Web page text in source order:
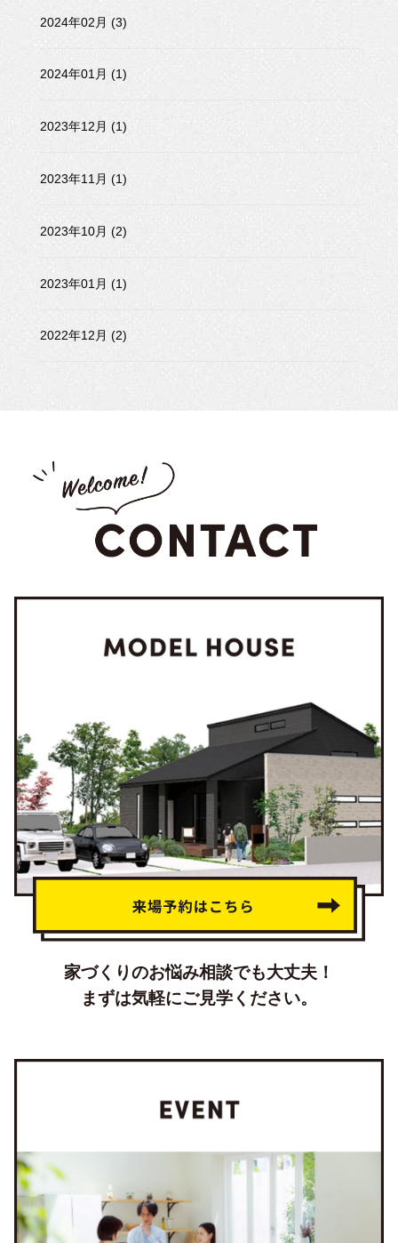
2024年02月 (3)
2024年01月 (1)
2023年12月 (1)
2023年11月 (1)
2023年10月 (2)
2023年01月 (1)
2022年12月 (2)
家づくりのお悩み相談でも大丈夫！
まずは気軽にご見学ください。